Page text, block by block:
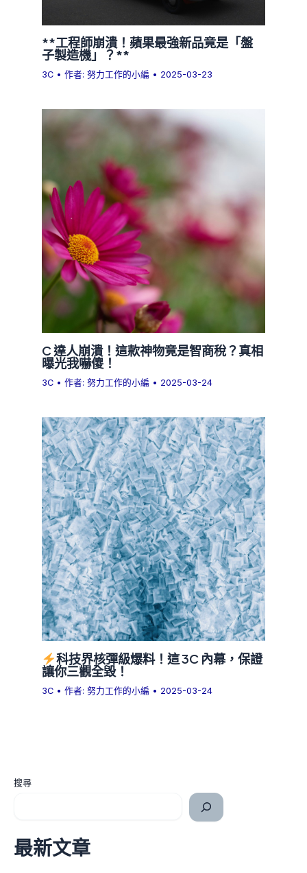
**工程師崩潰！蘋果最強新品竟是「盤
子製造機」？**
3C • 作者:努力工作的小編 • 2025-03-23
C 達人崩潰！這款神物竟是智商稅？真相
曝光我嚇傻！
3C • 作者:努力工作的小編 • 2025-03-24
科技界核彈級爆料！這 3C 內幕，保證
讓你三觀全毀！
3C • 作者:努力工作的小編 • 2025-03-24
搜尋
最新文章